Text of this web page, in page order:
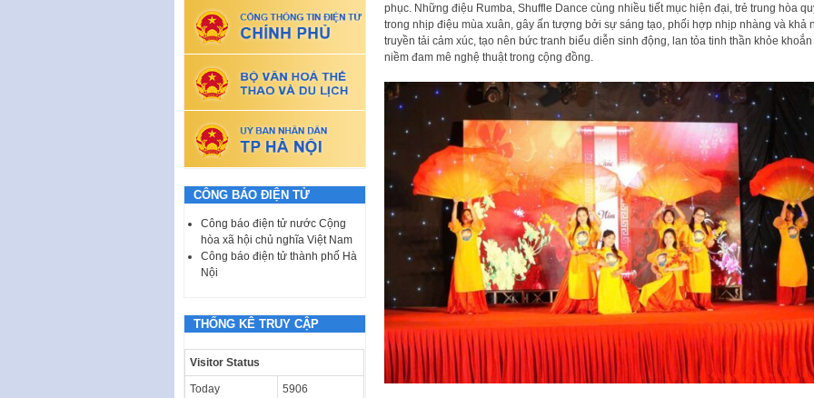
phục. Những điệu Rumba, Shuffle Dance cùng nhiều tiết mục hiện đại, trẻ trung hòa
trong nhịp điệu mùa xuân, gây ấn tượng bởi sự sáng tạo, phối hợp nhịp nhàng và khả
truyền tải cảm xúc, tạo nên bức tranh biểu diễn sinh động, lan tỏa tinh thần khỏe khoắn
niềm đam mê nghệ thuật trong cộng đồng.
CÔNG BÁO ĐIỆN TỬ
Công báo điện tử nước Cộng
hòa xã hội chủ nghĩa Việt Nam
Công báo điện tử thành phố Hà
Nội
THỐNG KÊ TRUY CẬP
Visitor Status
Today 5906